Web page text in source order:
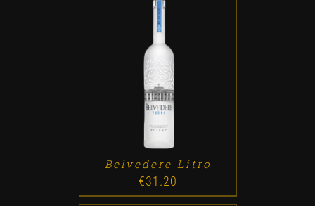
ADD TO CART /
Belvedere Litro
€31.20